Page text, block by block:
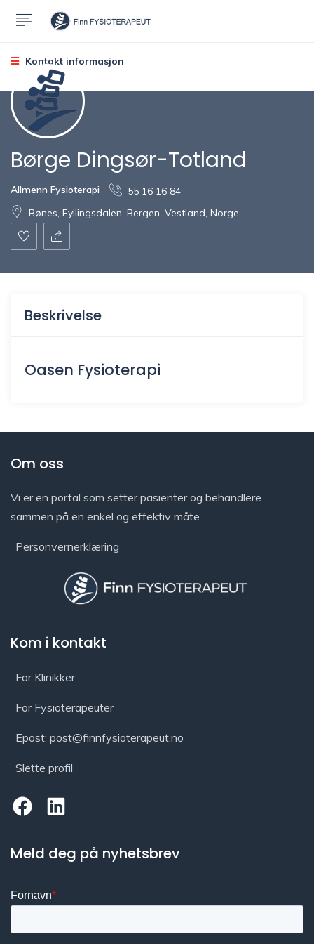
Kontakt informasjon
Børge Dingsør-Totland
Allmenn Fysioterapi
55 16 16 84
Bønes, Fyllingsdalen, Bergen, Vestland, Norge
Beskrivelse
Oasen Fysioterapi
Om oss
Vi er en portal som setter pasienter og behandlere
sammen på en enkel og effektiv måte.
Personvernerklæring
Kom i kontakt
For Klinikker
For Fysioterapeuter
Epost: post@finnfysioterapeut.no
Slette profil
Meld deg på nyhetsbrev